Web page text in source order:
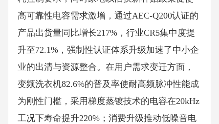
高可靠性电容需求激增，通过AEC-Q200认证的
产品出货量同比增长217%，行业CR5集中度提
升至72.1%，强制性认证体系升级加速了中小企
业的出清与资源整合。在用户需求变迁方面，
变频洗衣机82.6%的普及率使耐高频脉冲性能成
为刚性门槛，采用梯度蒸镀技术的电容在20kHz
工况下寿命提升220%；消费升级推动低噪音电